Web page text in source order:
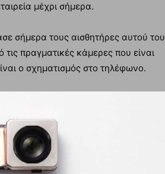
μέχρι σήμερα.
σήμερα τους αισθητήρες αυτού του
πραγματικές κάμερες που είναι
ο σχηματισμός στο τηλέφωνο.